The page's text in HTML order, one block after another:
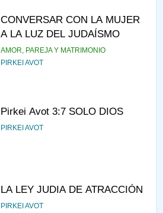
CONVERSAR CON LA MUJER
A LA LUZ DEL JUDAÍSMO
AMOR, PAREJA Y MATRIMONIO
PIRKEI AVOT
Pirkei Avot 3:7 SOLO DIOS
PIRKEI AVOT
LA LEY JUDIA DE ATRACCIÓN
PIRKEI AVOT